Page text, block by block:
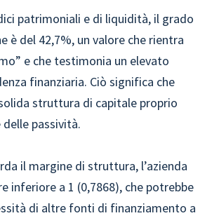
patrimoniali e di liquidità, il grado
è del 42,7%, un valore che rientra
e che testimonia un elevato
finanziaria. Ciò significa che
struttura di capitale proprio
passività.
il margine di struttura, l’azienda
inferiore a 1 (0,7868), che potrebbe
di altre fonti di finanziamento a